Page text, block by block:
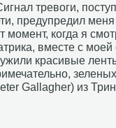
тревоги,
предупредил
момент, когда я
вместе с
красивые
Gallagher) из